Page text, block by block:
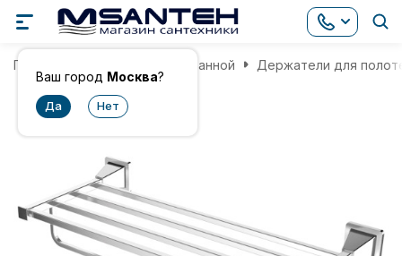
Ваш город Москва?
Главная Аксессуары для ванной Держатели для